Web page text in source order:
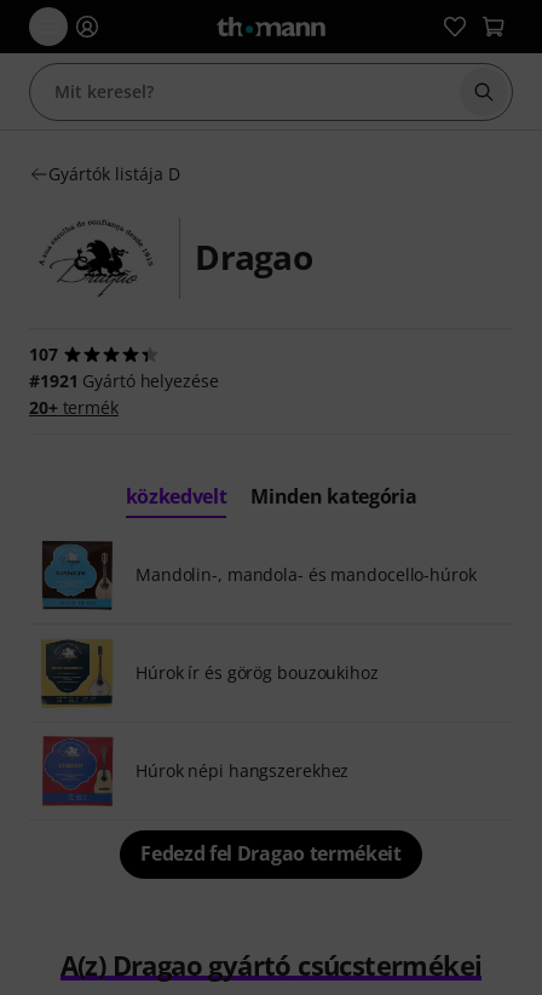
Gyártók listája D
Dragao
107
#1921 Gyártó helyezése
20+termék
közkedvelt Minden kategória
Mandolin-, mandola- és mandocello-húrok
Húrok ír és görög bouzoukihoz
Húrok népi hangszerekhez
Fedezd fel Dragao termékeit
A(z) Dragao gyártó csúcstermékei